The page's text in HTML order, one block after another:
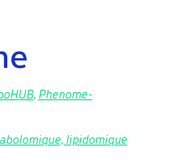
,Phenome-
lipidomique